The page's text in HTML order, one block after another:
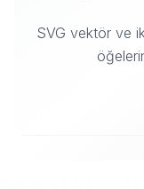
SVG vektör ve